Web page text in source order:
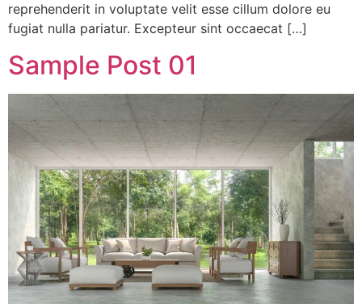
reprehenderit in voluptate velit esse cillum dolore eu
fugiat nulla pariatur. Excepteur sint occaecat […]
Sample Post 01